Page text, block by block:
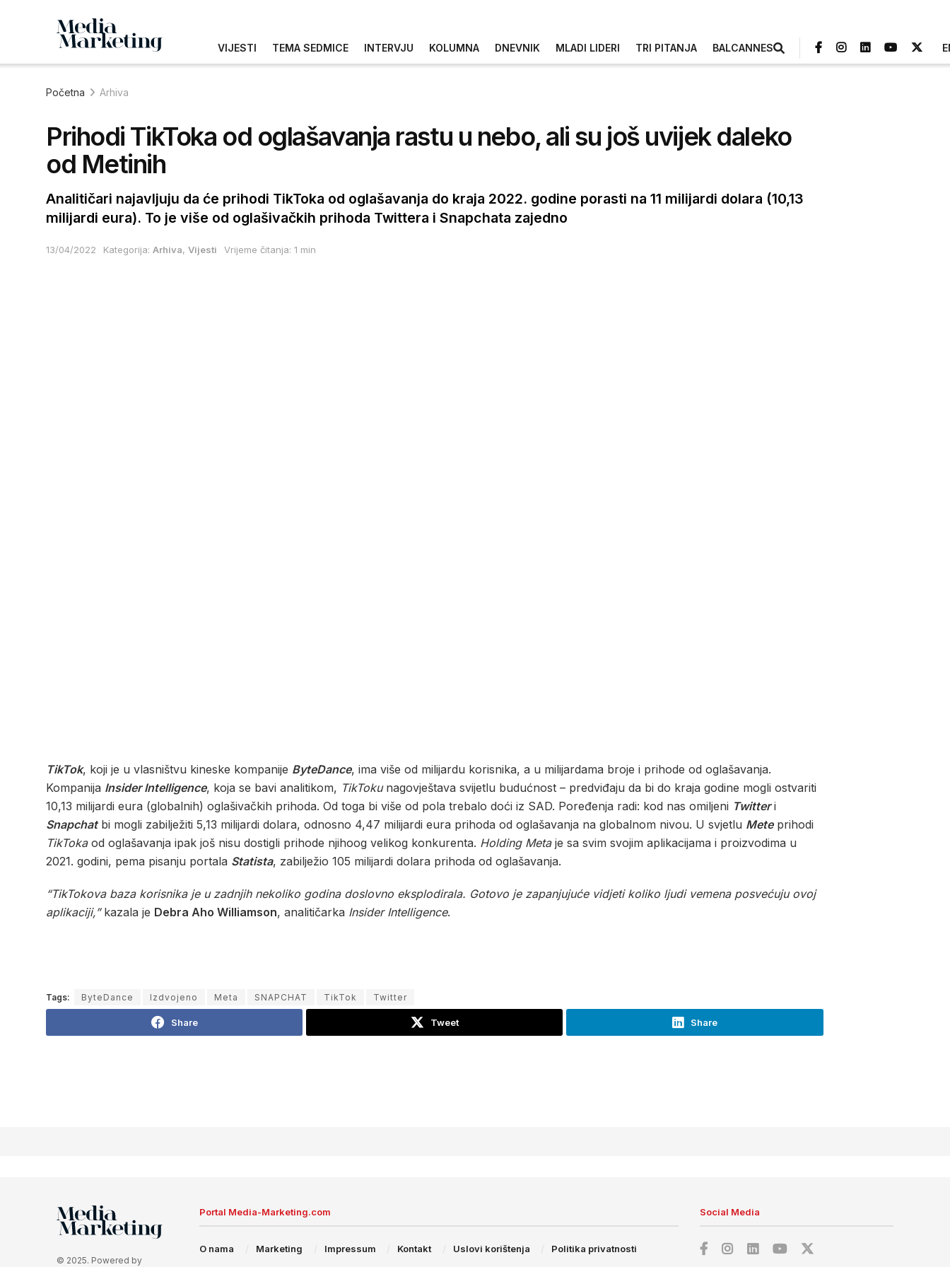
VIJESTI TEMA SEDMICE INTERVJU KOLUMNA DNEVNIK MLADI LIDERI TRI PITANJA BALCANNES
Početna Arhiva
Prihodi TikToka od oglašavanja rastu u nebo, ali su još uvijek daleko
od Metinih
Analitičari najavljuju da će prihodi TikToka od oglašavanja do kraja 2022. godine porasti na 11 milijardi dolara (10,13
milijardi eura). To je više od oglašivačkih prihoda Twittera i Snapchata zajedno
13/04/2022 Kategorija: Arhiva, Vijesti Vrijeme čitanja: 1 min
TikTok, koji je u vlasništvu kineske kompanije ByteDance, ima više od milijardu korisnika, a u milijardama broje i prihode od oglašavanja.
Kompanija Insider Intelligence, koja se bavi analitikom, TikTokunagovještava svijetlu budućnost – predviđaju da bi do kraja godine mogli ostvariti
10,13 milijardi eura (globalnih) oglašivačkih prihoda. Od toga bi više od pola trebalo doći iz SAD. Poređenja radi: kod nas omiljeni Twitteri
Snapchatbi mogli zabilježiti 5,13 milijardi dolara, odnosno 4,47 milijardi eura prihoda od oglašavanja na globalnom nivou. U svjetlu Meteprihodi
TikTokaod oglašavanja ipak još nisu dostigli prihode njihoog velikog konkurenta. Holding Metaje sa svim svojim aplikacijama i proizvodima u
2021. godini, pema pisanju portala Statista, zabilježio 105 milijardi dolara prihoda od oglašavanja.
“TikTokova baza korisnika je u zadnjih nekoliko godina doslovno eksplodirala. Gotovo je zapanjujuće vidjeti koliko ljudi vemena posvećuju ovoj
aplikaciji,”kazala je Debra Aho Williamson, analitičarka Insider Intelligence.
Tags: ByteDance Izdvojeno Meta SNAPCHAT TikTok Twitter
Share Tweet Share
© 2025. Powered by
Portal Media-Marketing.com
O nama Marketing Impressum Kontakt Uslovi korištenja Politika privatnosti
Social Media